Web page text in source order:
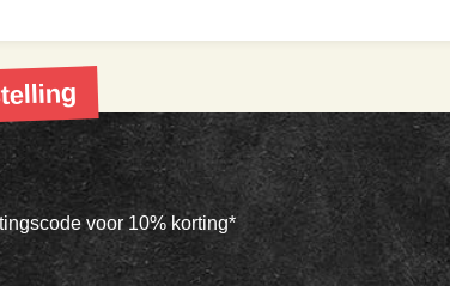
voor 10% korting*